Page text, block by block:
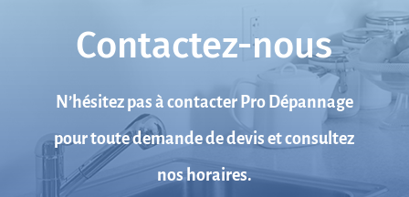
Contactez-nous
N’hésitez pas à contacter Pro Dépannage
pour toute demande de devis et consultez
nos horaires.